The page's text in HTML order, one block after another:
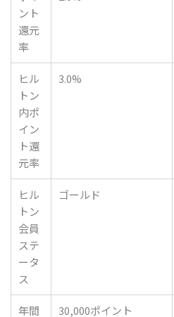
ント
還元
率
ヒル
トン
内ポ
イン
ト還
元率
3.0%
ヒル
トン
会員
ステ
ータ
ス
ゴールド
年間
30,000ポイント